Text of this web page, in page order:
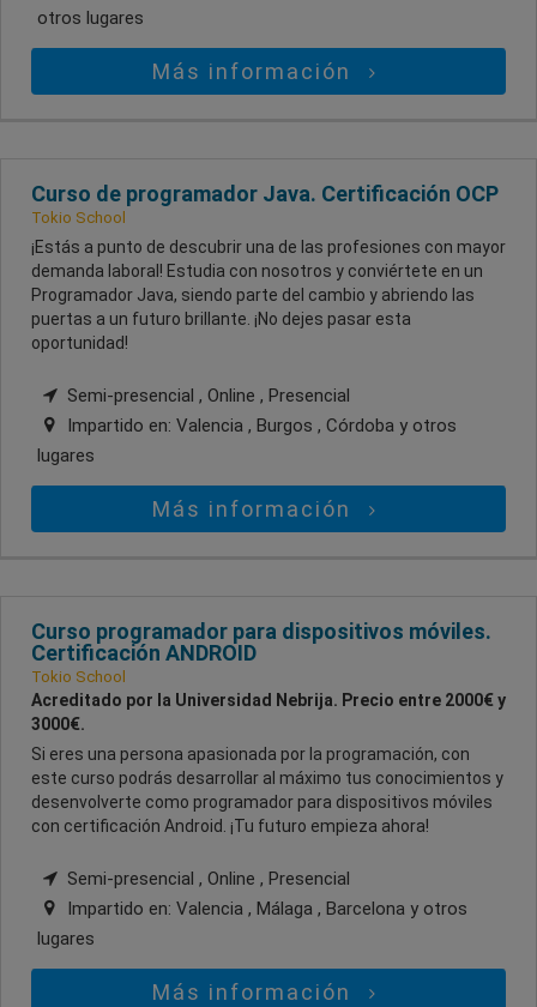
otros lugares
Más información
Curso de programador Java. Certificación OCP
Tokio School
¡Estás a punto de descubrir una de las profesiones con mayor
demanda laboral! Estudia con nosotros y conviértete en un
Programador Java, siendo parte del cambio y abriendo las
puertas a un futuro brillante. ¡No dejes pasar esta
oportunidad!
Semi-presencial , Online , Presencial
Impartido en: Valencia , Burgos , Córdoba y otros
lugares
Más información
Curso programador para dispositivos móviles.
Certificación ANDROID
Tokio School
Acreditado por la Universidad Nebrija. Precio entre 2000€ y
3000€.
Si eres una persona apasionada por la programación, con
este curso podrás desarrollar al máximo tus conocimientos y
desenvolverte como programador para dispositivos móviles
con certificación Android. ¡Tu futuro empieza ahora!
Semi-presencial , Online , Presencial
Impartido en: Valencia , Málaga , Barcelona y otros
lugares
Más información